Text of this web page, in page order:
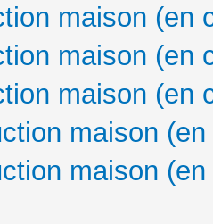
maison (en
maison (en
maison (en
maison
maison